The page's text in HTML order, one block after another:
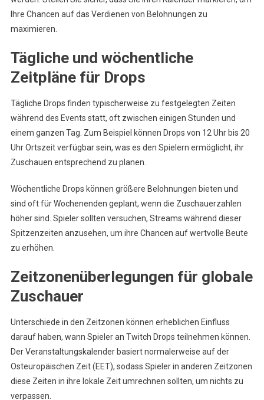
Ihre Chancen auf das Verdienen von Belohnungen zu
maximieren.
Tägliche und wöchentliche
Zeitpläne für Drops
Tägliche Drops finden typischerweise zu festgelegten Zeiten
während des Events statt, oft zwischen einigen Stunden und
einem ganzen Tag. Zum Beispiel können Drops von 12 Uhr bis 20
Uhr Ortszeit verfügbar sein, was es den Spielern ermöglicht, ihr
Zuschauen entsprechend zu planen.
Wöchentliche Drops können größere Belohnungen bieten und
sind oft für Wochenenden geplant, wenn die Zuschauerzahlen
höher sind. Spieler sollten versuchen, Streams während dieser
Spitzenzeiten anzusehen, um ihre Chancen auf wertvolle Beute
zu erhöhen.
Zeitzonenüberlegungen für globale
Zuschauer
Unterschiede in den Zeitzonen können erheblichen Einfluss
darauf haben, wann Spieler an Twitch Drops teilnehmen können.
Der Veranstaltungskalender basiert normalerweise auf der
Osteuropäischen Zeit (EET), sodass Spieler in anderen Zeitzonen
diese Zeiten in ihre lokale Zeit umrechnen sollten, um nichts zu
verpassen.